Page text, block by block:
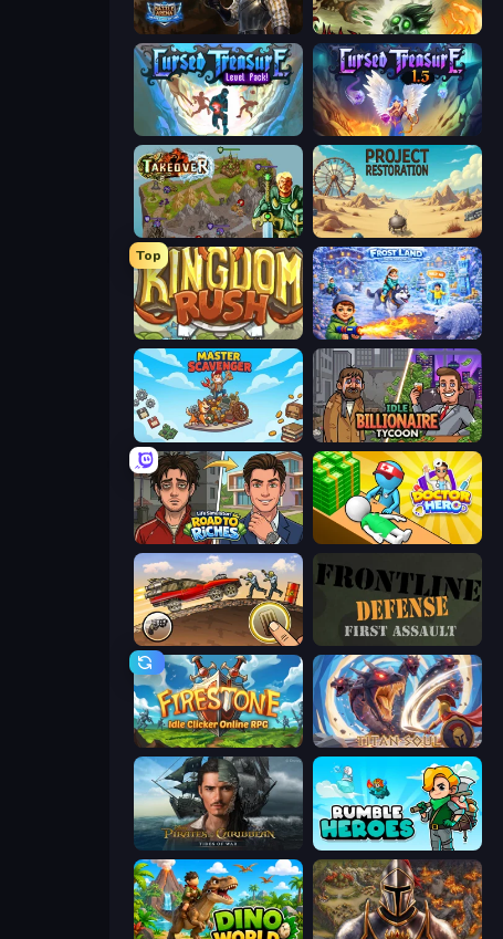
Battle Arena Keeper of the Grove 2
Cursed Treasure Level Pack Cursed Treasure 1.5
Takeover Project Restoration
Top
Kingdom Rush Frost Land - Snow Survival
Master Scavenger Idle Billionaire Tycoon
Life Simulator: Road to Riches Doctor Hero
Earn to Die: Zombie Ride Frontline Defense
Firestone – Idle Clicker Online RPG Titan Soul: Action RPG
Rumble Heroes